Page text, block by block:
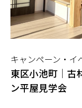
キャンペーン・イ
東区小池町｜古
ン平屋見学会